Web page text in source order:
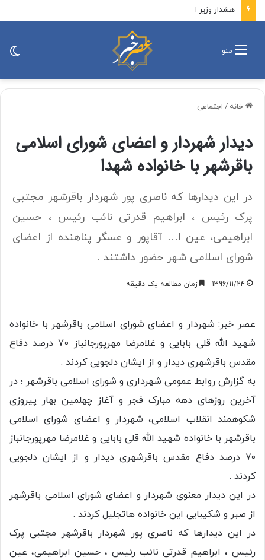
منو
خانه / اجتماعی
ديدار شهردار و اعضای شورای اسلامی
باقرشهر با خانواده شهدا
در این دیدارها که ناصری پور شهردار باقرشهر مجتبی
پرک رئیس ، ابراهیم قدرتی نائب رئیس ، حسین
ابراهیمی، عین ا… آقاپور و عسگر پناهنده از اعضای
شورای اسلامی شهر حضور داشتند .
1396/11/24 زمان مطالعه یک دقیقه
عصر خبر: شهردار و اعضای شورای اسلامی باقرشهر با خانواده
شهید الله قلی بابایی و غلامرضا مهرپورجانباز 70 درصد دفاع
مقدس باقرشهری دیدار و از ایشان دلجویی کردند .
به گزارش روابط عمومی شهرداری و شورای اسلامی باقرشهر ؛ در
آخرین روزهای دهه مبارک فجر و آغاز چهلمین بهار پیروزی
شکوهمند انقلاب اسلامی، شهردار و اعضای شورای اسلامی
باقرشهر با خانواده شهید الله قلی بابایی و غلامرضا مهرپورجانباز
۷۰ درصد دفاع مقدس باقرشهری دیدار و از ایشان دلجویی
کردند .
در این دیدار معنوی شهردار و اعضای شورای اسلامی باقرشهر
از صبر و شکیبایی این خانواده هاتجلیل کردند .
در این دیدارها که ناصری پور شهردار باقرشهر مجتبی پرک
رئیس ، ابراهیم قدرتی نائب رئیس ، حسین ابراهیمی، عین